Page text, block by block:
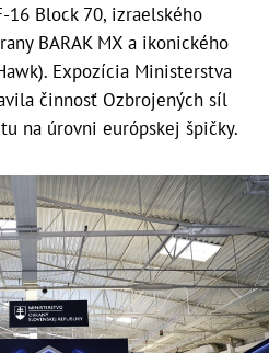
16 Block 70, izraelského
BARAK MX a ikonického
Expozícia Ministerstva
činnosť Ozbrojených síl
na úrovni európskej špičky.